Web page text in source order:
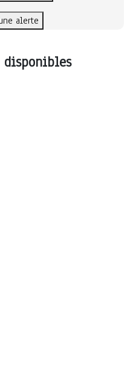
alerte
disponibles